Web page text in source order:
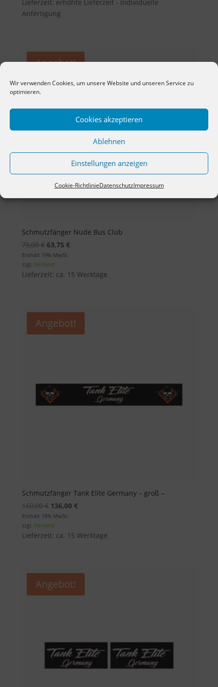
Wir verwenden Cookies, um unsere Website und unseren Service zu
optimieren.
Cookies akzeptieren
Ablehnen
Einstellungen anzeigen
Cookie-RichtlinieDatenschutzImpressum
160,00 €136,00 €.
Lieferzeit: erhöhte Lieferzeit - individuelle
Anfertigung
Angebot!
Schmutzfänger Nude Bus Club
75,00€ Ursprünglicher
Preis
war:
75,00 €
63,75 €Aktueller
63,75 €.
Enthält 19% MwSt.
zzgl. Versand
Lieferzeit: ca. 15 Werktage
Angebot!
Schmutzfänger Tank Elite Germany – groß –
160,00€ Ursprünglicher
Preis
war:
160,00 €
136,00 €Aktueller
136,00 €.
Enthält 19% MwSt.
zzgl. Versand
Lieferzeit: ca. 15 Werktage
Angebot!